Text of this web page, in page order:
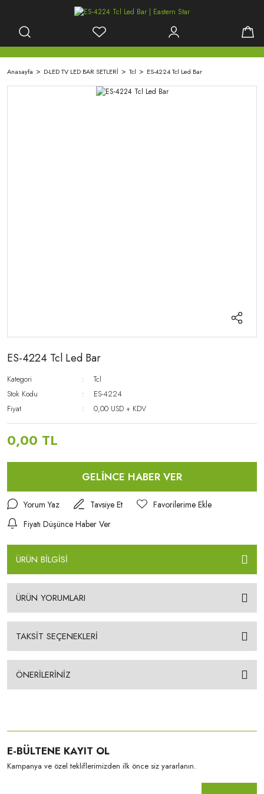
Anasayfa D-LED TV LED BAR SETLERİ Tcl ES-4224 Tcl Led Bar
ES-4224 Tcl Led Bar
Kategori
Tcl
Stok Kodu
ES-4224
Fiyat
0,00 USD + KDV
0,00 TL
GELİNCE HABER VER
Yorum Yaz
Tavsiye Et
Fiyatı Düşünce Haber Ver
ÜRÜN BİLGİSİ
ÜRÜN YORUMLARI
TAKSİT SEÇENEKLERİ
ÖNERİLERİNİZ
E-BÜLTENE KAYIT OL
Kampanya ve özel tekliflerimizden ilk önce siz yararlanın.